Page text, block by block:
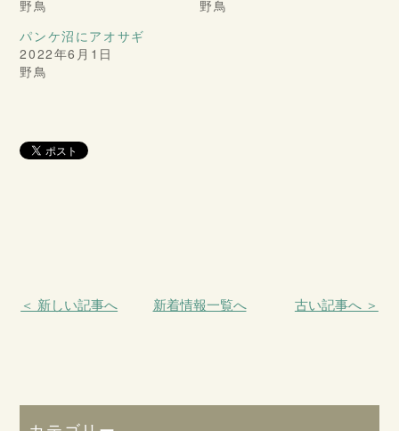
野鳥
野鳥
パンケ沼にアオサギ
2022年6月1日
野鳥
＜ 新しい記事へ 新着情報一覧へ 古い記事へ ＞